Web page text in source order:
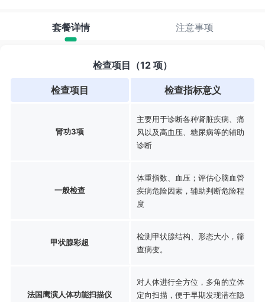
套餐详情 注意事项
检查项目（12 项）
检查项目 检查指标意义
肾功3项
主要用于诊断各种肾脏疾病、痛
风以及高血压、糖尿病等的辅助
诊断
一般检查
体重指数、血压；评估心脑血管
疾病危险因素，辅助判断危险程
度
甲状腺彩超
检测甲状腺结构、形态大小，筛
查病变。
法国鹰演人体功能扫描仪
对人体进行全方位，多角的立体
定向扫描，便于早期发现潜在隐